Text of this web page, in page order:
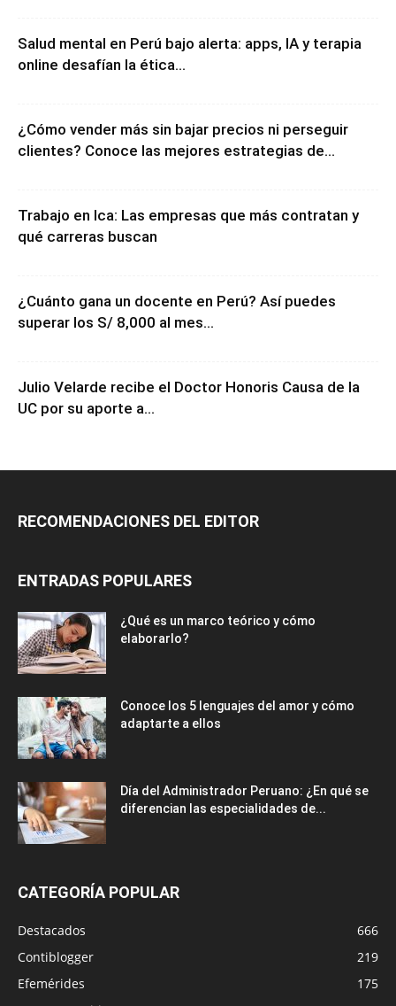
Salud mental en Perú bajo alerta: apps, IA y terapia
online desafían la ética...
¿Cómo vender más sin bajar precios ni perseguir
clientes? Conoce las mejores estrategias de...
Trabajo en Ica: Las empresas que más contratan y
qué carreras buscan
¿Cuánto gana un docente en Perú? Así puedes
superar los S/ 8,000 al mes...
Julio Velarde recibe el Doctor Honoris Causa de la
UC por su aporte a...
RECOMENDACIONES DEL EDITOR
ENTRADAS POPULARES
¿Qué es un marco teórico y cómo
elaborarlo?
Conoce los 5 lenguajes del amor y cómo
adaptarte a ellos
Día del Administrador Peruano: ¿En qué se
diferencian las especialidades de...
CATEGORÍA POPULAR
Destacados
666
Contiblogger
219
Efemérides
175